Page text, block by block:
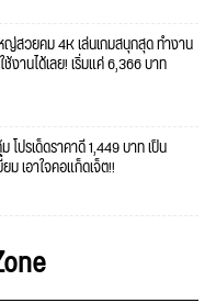
สวยคม 4K เล่นเกมสนุกสุด ทำงาน
งานได้เลย! เริ่มแค่ 6,366 บาท
ปรเด็ดราคาดี 1,449 บาท เป็น
ม เอาใจคอแก็ดเจ็ต!!